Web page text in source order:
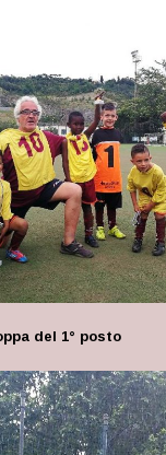
del 1° posto